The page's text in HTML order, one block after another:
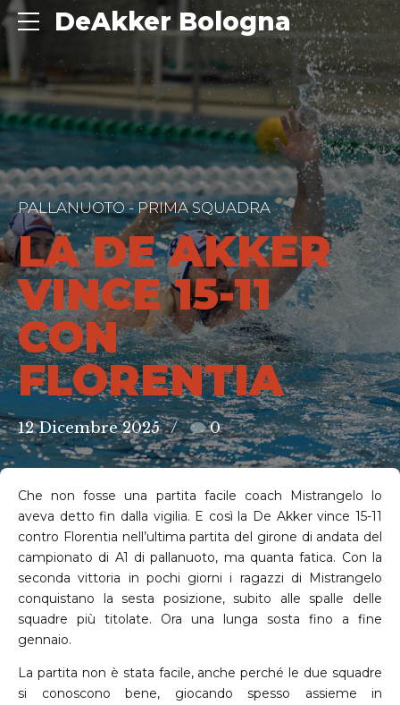
DeAkker Bologna
PALLANUOTO - PRIMA SQUADRA
LA DE AKKER
VINCE 15-11
CON
FLORENTIA
12 Dicembre 2025 0
Che non fosse una partita facile coach Mistrangelo lo
aveva detto fin dalla vigilia. E così la De Akker vince 15-11
contro Florentia nell’ultima partita del girone di andata del
campionato di A1 di pallanuoto, ma quanta fatica. Con la
seconda vittoria in pochi giorni i ragazzi di Mistrangelo
conquistano la sesta posizione, subito alle spalle delle
squadre più titolate. Ora una lunga sosta fino a fine
gennaio.
La partita non è stata facile, anche perché le due squadre
si conoscono bene, giocando spesso assieme in